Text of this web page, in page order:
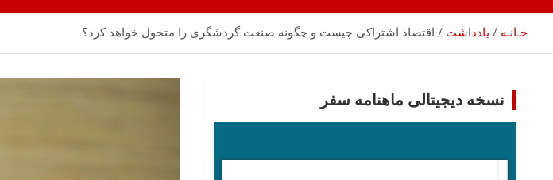
خـانـه یادداشت اقتصاد اشتراکی چیست و چگونه صنعت گردشگری را متحول خواهد کرد؟
نسخه دیجیتالی ماهنامه سفر